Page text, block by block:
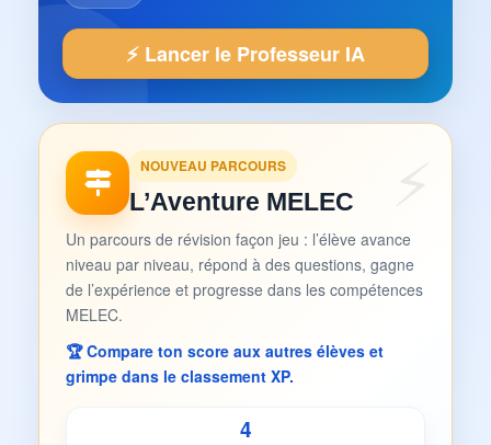
⚡ Lancer le Professeur IA
NOUVEAU PARCOURS
L’Aventure MELEC
Un parcours de révision façon jeu : l’élève avance
niveau par niveau, répond à des questions, gagne
de l’expérience et progresse dans les compétences
MELEC.
🏆 Compare ton score aux autres élèves et
grimpe dans le classement XP.
4